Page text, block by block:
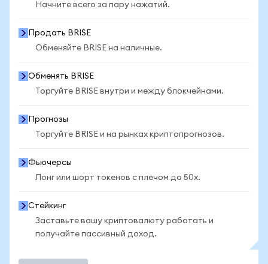
Начните всего за пару нажатий.
Продать BRISE
Обменяйте BRISE на наличные.
Обменять BRISE
Торгуйте BRISE внутри и между блокчейнами.
Прогнозы
Торгуйте BRISE и на рынках криптопрогнозов.
Фьючерсы
Лонг или шорт токенов с плечом до 50x.
Стейкинг
Заставьте вашу криптовалюту работать и
получайте пассивный доход.